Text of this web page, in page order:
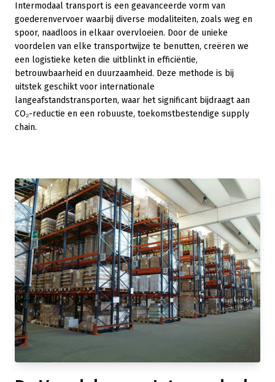
Intermodaal transport is een geavanceerde vorm van
goederenvervoer waarbij diverse modaliteiten, zoals weg en
spoor, naadloos in elkaar overvloeien. Door de unieke
voordelen van elke transportwijze te benutten, creëren we
een logistieke keten die uitblinkt in efficiëntie,
betrouwbaarheid en duurzaamheid. Deze methode is bij
uitstek geschikt voor internationale
langeafstandstransporten, waar het significant bijdraagt aan
CO₂-reductie en een robuuste, toekomstbestendige supply
chain.